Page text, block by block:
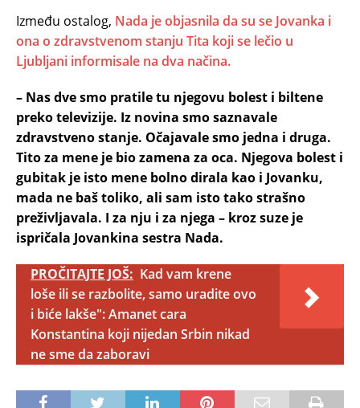
Između ostalog, Nada je objasnila da su se Jovanka i
ona o zdravstvenom stanju Tita koji se lečio u
Ljubljani informisale na dva načina.
– Nas dve smo pratile tu njegovu bolest i biltene
preko televizije. Iz novina smo saznavale
zdravstveno stanje. Očajavale smo jedna i druga.
Tito za mene je bio zamena za oca. Njegova bolest i
gubitak je isto mene bolno dirala kao i Jovanku,
mada ne baš toliko, ali sam isto tako strašno
preživljavala. I za nju i za njega – kroz suze je
ispričala Jovankina sestra Nada.
PROČITAJTE JOŠ: Kad vam krene
loše ili se razbolite, samo uradite ovo
i biće lakše": Amanet cara
Konstantina koji nijedan Srbin nikad
ne sme da zaboravi